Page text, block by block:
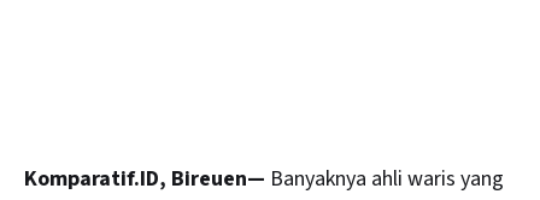
Komparatif.ID, Bireuen— Banyaknya ahli waris yang